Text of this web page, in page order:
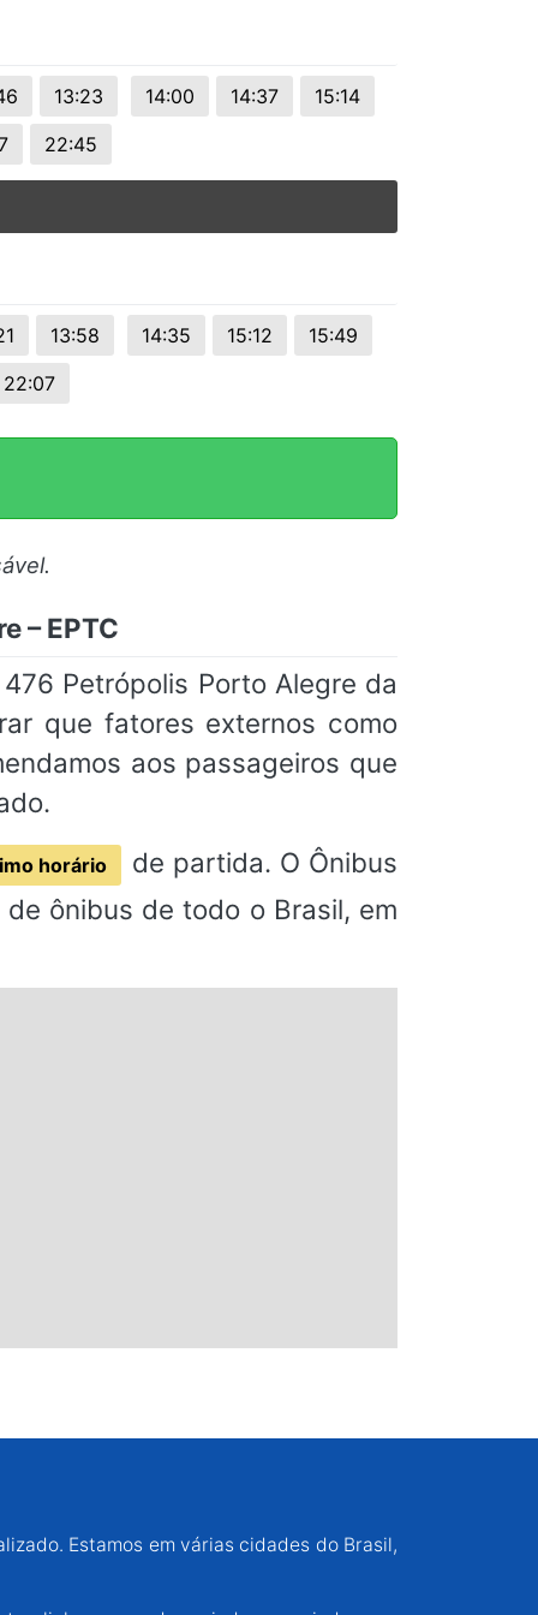
13:23 14:00 14:37
15:14
22:45
13:58 14:35 15:12
15:49
22:07
– EPTC
Petrópolis Porto Alegre da
que fatores externos como
aos passageiros que
horário
de partida. O Ônibus
ônibus de todo o Brasil, em
Estamos em várias cidades do Brasil,